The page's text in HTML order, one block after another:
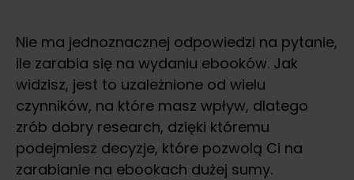
Nie ma jednoznacznej odpowiedzi na pytanie,
ile zarabia się na wydaniu ebooków. Jak
widzisz, jest to uzależnione od wielu
czynników, na które masz wpływ, dlatego
zrób dobry research, dzięki któremu
podejmiesz decyzje, które pozwolą Ci na
zarabianie na ebookach dużej sumy.